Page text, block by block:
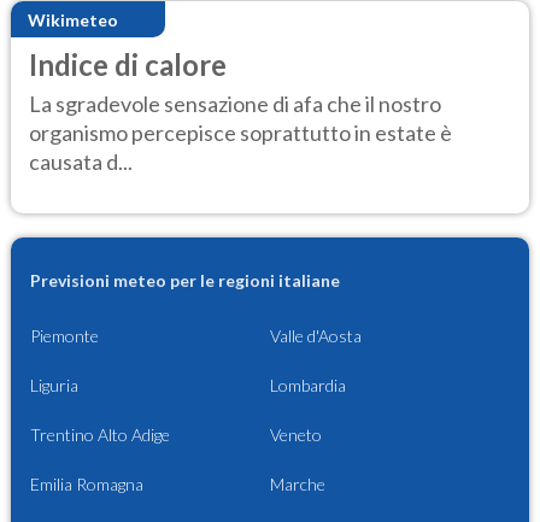
Wikimeteo
Indice di calore
La sgradevole sensazione di afa che il nostro
organismo percepisce soprattutto in estate è
causata d...
Previsioni meteo per le regioni italiane
Piemonte Valle d'Aosta
Liguria Lombardia
Trentino Alto Adige Veneto
Emilia Romagna Marche